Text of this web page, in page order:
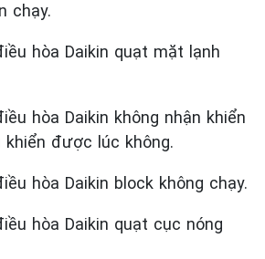
chạy.
hòa Daikin quạt mặt lạnh
hòa Daikin không nhận khiển
khiển được lúc không.
hòa Daikin block không chạy.
hòa Daikin quạt cục nóng